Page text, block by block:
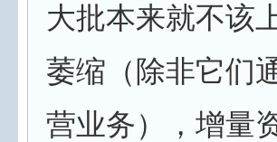
大批本来就不该
萎缩（除非它们
营业务），增量